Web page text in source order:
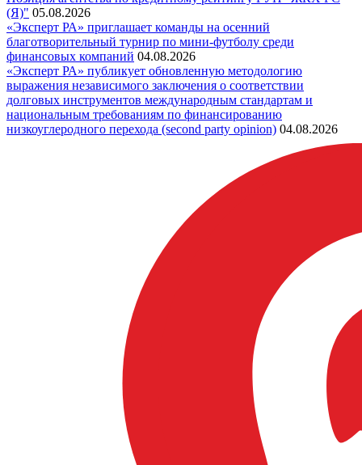
(Я)" 05.08.2026
«Эксперт РА» приглашает команды на осенний
благотворительный турнир по мини-футболу среди
финансовых компаний 04.08.2026
«Эксперт РА» публикует обновленную методологию
выражения независимого заключения о соответствии
долговых инструментов международным стандартам и
национальным требованиям по финансированию
низкоуглеродного перехода (second party opinion) 04.08.2026